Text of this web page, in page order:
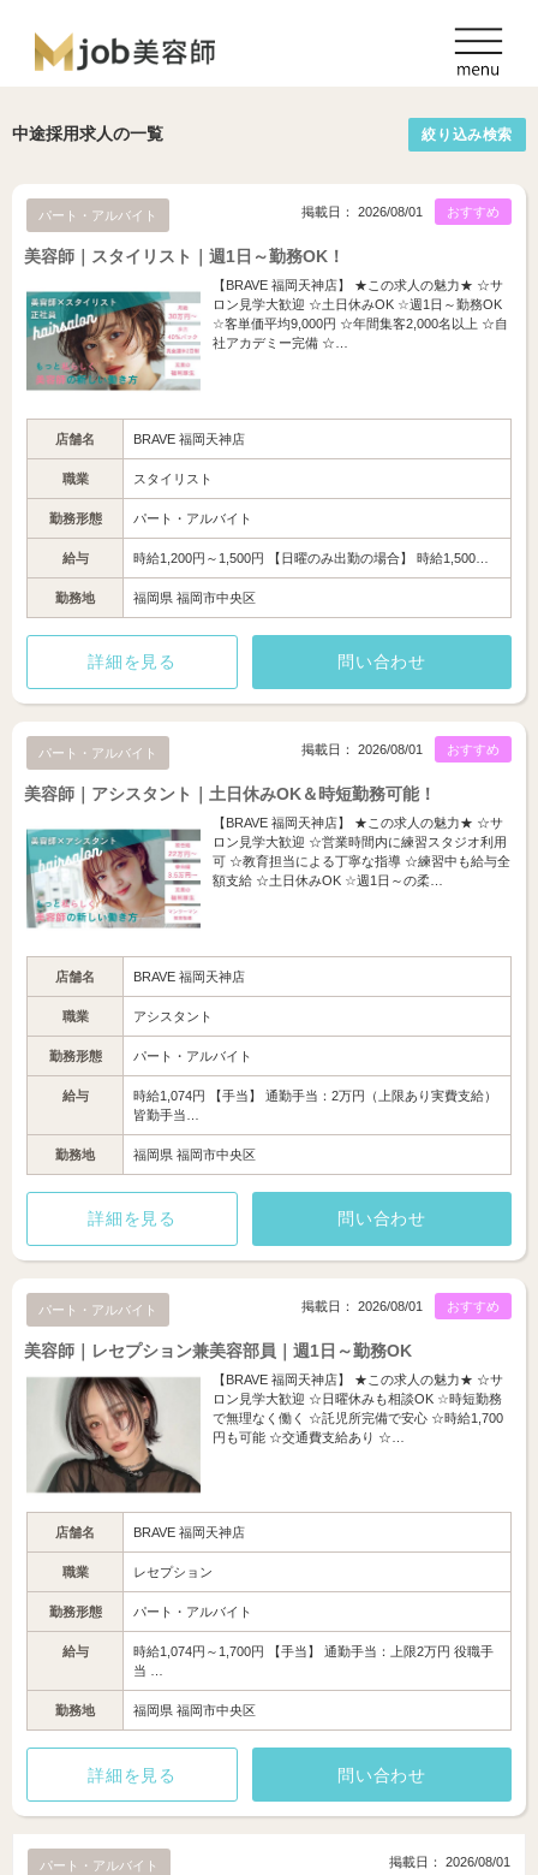
中途採用求人の一覧 絞り込み検索
パート・アルバイト おすすめ
掲載日： 2026/08/01
美容師｜スタイリスト｜週1日～勤務OK！
【BRAVE 福岡天神店】 ★この求人の魅力★ ☆サ
ロン見学大歓迎 ☆土日休みOK ☆週1日～勤務OK
☆客単価平均9,000円 ☆年間集客2,000名以上 ☆自
社アカデミー完備 ☆…
店舗名 BRAVE 福岡天神店
職業 スタイリスト
勤務形態 パート・アルバイト
給与 時給1,200円～1,500円 【日曜のみ出勤の場合】 時給1,500…
勤務地 福岡県 福岡市中央区
詳細を見る 問い合わせ
パート・アルバイト おすすめ
掲載日： 2026/08/01
美容師｜アシスタント｜土日休みOK＆時短勤務可能！
【BRAVE 福岡天神店】 ★この求人の魅力★ ☆サ
ロン見学大歓迎 ☆営業時間内に練習スタジオ利用
可 ☆教育担当による丁寧な指導 ☆練習中も給与全
額支給 ☆土日休みOK ☆週1日～の柔…
店舗名 BRAVE 福岡天神店
職業 アシスタント
勤務形態 パート・アルバイト
給与
時給1,074円 【手当】 通勤手当：2万円（上限あり実費支給）
皆勤手当…
勤務地 福岡県 福岡市中央区
詳細を見る 問い合わせ
パート・アルバイト おすすめ
掲載日： 2026/08/01
美容師｜レセプション兼美容部員｜週1日～勤務OK
【BRAVE 福岡天神店】 ★この求人の魅力★ ☆サ
ロン見学大歓迎 ☆日曜休みも相談OK ☆時短勤務
で無理なく働く ☆託児所完備で安心 ☆時給1,700
円も可能 ☆交通費支給あり ☆…
店舗名 BRAVE 福岡天神店
職業 レセプション
勤務形態 パート・アルバイト
給与
時給1,074円～1,700円 【手当】 通勤手当：上限2万円 役職手
当 …
勤務地 福岡県 福岡市中央区
詳細を見る 問い合わせ
パート・アルバイト 掲載日： 2026/08/01